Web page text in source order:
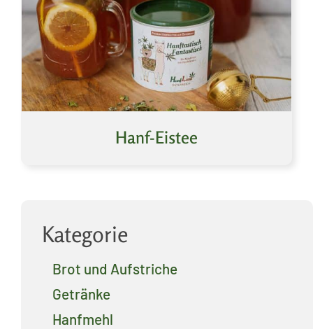
Hanf-Eistee
Kategorie
Brot und Aufstriche
Getränke
Hanfmehl